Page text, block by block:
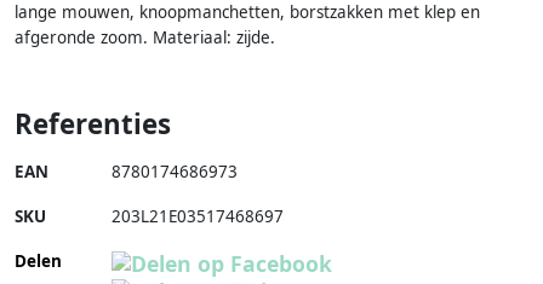
lange mouwen, knoopmanchetten, borstzakken met klep en
afgeronde zoom. Materiaal: zijde.
Referenties
EAN 8780174686973
SKU 203L21E03517468697
Delen